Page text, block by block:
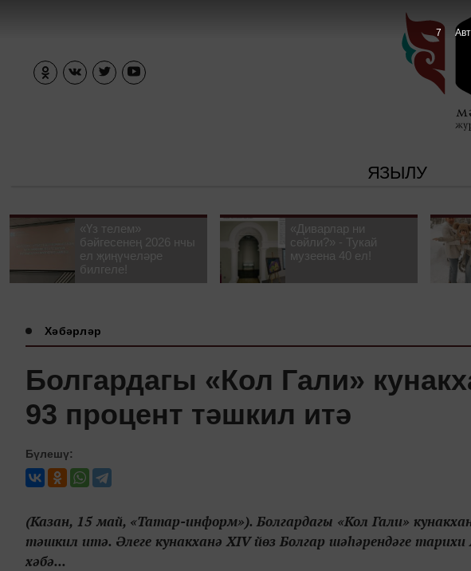
ЯЗЫЛУ
«Үз телем»
бәйгесенең 2026 нчы
ел җиңүчеләре
билгеле!
«Диварлар ни
сөйли?» - Тукай
музеена 40 ел!
Хәбәрләр
Болгардагы «Кол Гали»
93 процент тәшкил итә
Бүлешү:
(Казан, 15 май, «Татар-информ»). Болгардагы «Кол Гали»
тәшкил итә. Әлеге кунакханә ХIV йөз Болгар шәһәрендәге
хәбә...
6